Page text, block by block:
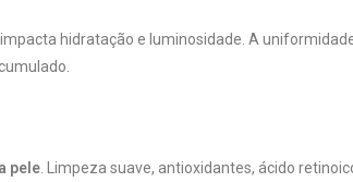
hidratação e luminosidade. A
pele . Limpeza suave, antioxidantes, ácido